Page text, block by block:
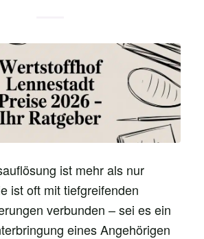
ist mehr als nur
ist oft mit tiefgreifenden
verbunden – sei es ein
eines Angehörigen